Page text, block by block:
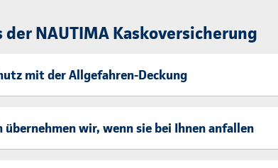
NAUTIMA Kaskoversicherung
mit der Allgefahren-Deckung
übernehmen wir, wenn sie bei Ihnen anfallen